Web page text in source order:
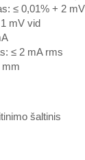
≤ 0,01% + 2 mV
mV vid
≤ 2 mA rms
mm
šaltinis